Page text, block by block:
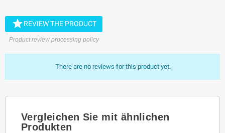
REVIEW THE PRODUCT
Product review processing policy
There are no reviews for this product yet.
Vergleichen Sie mit ähnlichen
Produkten